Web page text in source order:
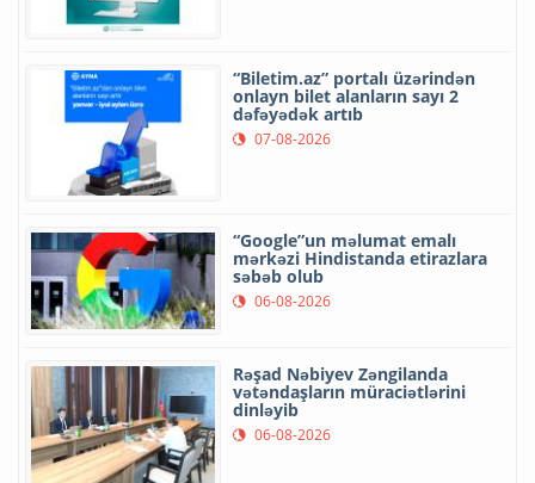
“Biletim.az” portalı üzərindən
onlayn bilet alanların sayı 2
dəfəyədək artıb
07-08-2026
“Google”un məlumat emalı
mərkəzi Hindistanda etirazlara
səbəb olub
06-08-2026
Rəşad Nəbiyev Zəngilanda
vətəndaşların müraciətlərini
dinləyib
06-08-2026